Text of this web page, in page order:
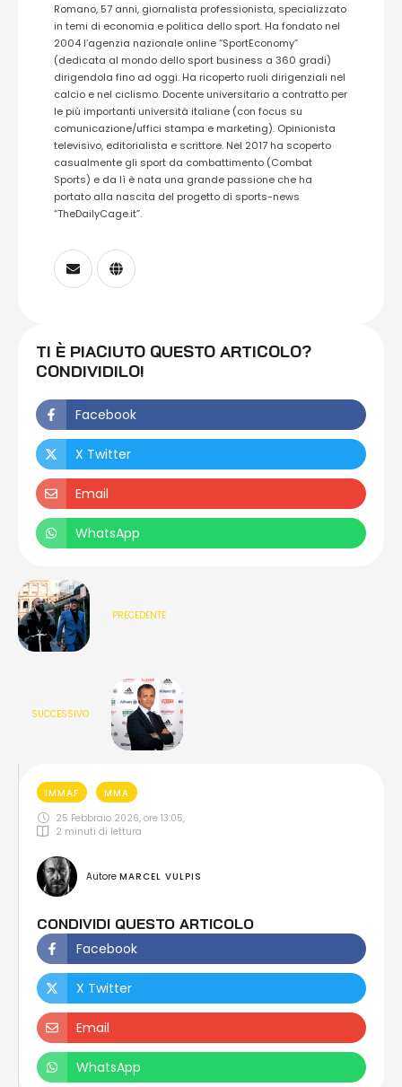
Romano, 57 anni, giornalista professionista, specializzato
in temi di economia e politica dello sport. Ha fondato nel
2004 l’agenzia nazionale online “SportEconomy”
(dedicata al mondo dello sport business a 360 gradi)
dirigendola fino ad oggi. Ha ricoperto ruoli dirigenziali nel
calcio e nel ciclismo. Docente universitario a contratto per
le più importanti università italiane (con focus su
comunicazione/uffici stampa e marketing). Opinionista
televisivo, editorialista e scrittore. Nel 2017 ha scoperto
casualmente gli sport da combattimento (Combat
Sports) e da lì è nata una grande passione che ha
portato alla nascita del progetto di sports-news
“TheDailyCage.it”.
TI È PIACIUTO QUESTO ARTICOLO?
CONDIVIDILO!
Facebook
X Twitter
Email
WhatsApp
PRECEDENTE
SUCCESSIVO
IMMAF
MMA
25 Febbraio 2026, ore 13:05,
2 minuti di lettura
Autore MARCEL VULPIS
CONDIVIDI QUESTO ARTICOLO
Facebook
X Twitter
Email
WhatsApp